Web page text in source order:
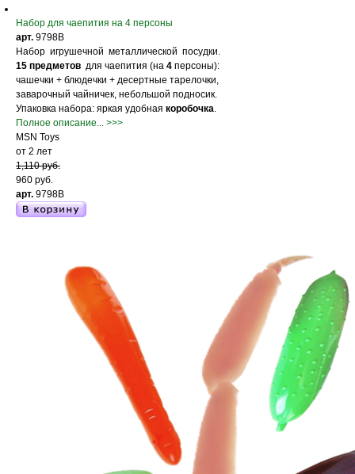
Набор для чаепития на 4 персоны
арт. 9798B
Набор игрушечной металлической посудки.
15 предметов для чаепития (на 4 персоны):
чашечки + блюдечки + десертные тарелочки,
заварочный чайничек, небольшой подносик.
Упаковка набора: яркая удобная коробочка.
Полное описание... >>>
MSN Toys
от 2 лет
1,110 руб.
960 руб.
арт. 9798B